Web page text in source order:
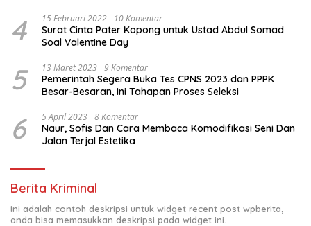
4 15 Februari 2022 10 Komentar
Surat Cinta Pater Kopong untuk Ustad Abdul Somad
Soal Valentine Day
5 13 Maret 2023 9 Komentar
Pemerintah Segera Buka Tes CPNS 2023 dan PPPK
Besar-Besaran, Ini Tahapan Proses Seleksi
6 5 April 2023 8 Komentar
Naur, Sofis Dan Cara Membaca Komodifikasi Seni Dan
Jalan Terjal Estetika
Berita Kriminal
Ini adalah contoh deskripsi untuk widget recent post wpberita,
anda bisa memasukkan deskripsi pada widget ini.